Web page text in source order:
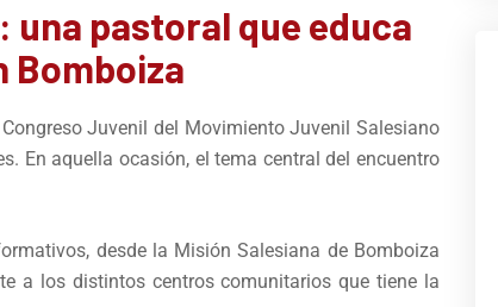
pastoral que educa
Bomboiza
Juvenil del Movimiento Juvenil Salesiano
En aquella ocasión, el tema central del encuentro
desde la Misión Salesiana de Bomboiza
a los distintos centros comunitarios que tiene la